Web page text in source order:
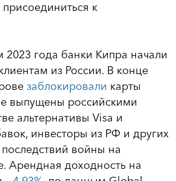
к
года банки Кипра начали
из России. В конце
заблокировали карты
выпущены российскими
альтернативы Visa и
инвесторы из РФ и других
последствий войны на
Арендная доходность на